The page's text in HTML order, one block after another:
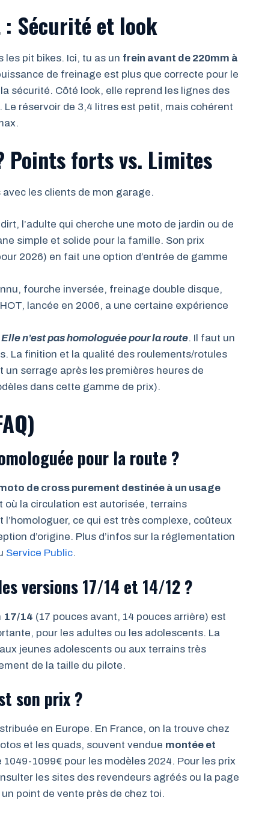
: Sécurité et look
les pit bikes. Ici, tu as un frein avant de 220mm à
de freinage est plus que correcte pour le
sécurité. Côté look, elle reprend les lignes des
réservoir de 3,4 litres est petit, mais cohérent
Points forts vs. Limites
les clients de mon garage.
l’adulte qui cherche une moto de jardin ou de
simple et solide pour la famille. Son prix
2026) en fait une option d’entrée de gamme
fourche inversée, freinage double disque,
lancée en 2006, a une certaine expérience
Elle n’est pas homologuée pour la route. Il faut un
La finition et la qualité des roulements/rotules
serrage après les premières heures de
dans cette gamme de prix).
pour la route ?
de cross purement destinée à un usage
où la circulation est autorisée, terrains
ce qui est très complexe, coûteux
d’origine. Plus d’infos sur la réglementation
Service Public.
versions 17/14 et 14/12 ?
17/14 (17 pouces avant, 14 pouces arrière) est
pour les adultes ou les adolescents. La
jeunes adolescents ou aux terrains très
de la taille du pilote.
son prix ?
en Europe. En France, on la trouve chez
et les quads, souvent vendue montée et
1099€ pour les modèles 2024. Pour les prix
les sites des revendeurs agréés ou la page
point de vente près de chez toi.